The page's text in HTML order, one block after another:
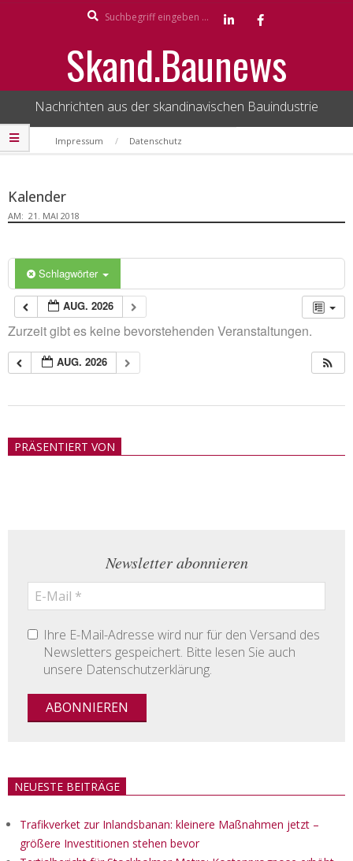
Skand.Baunews
Nachrichten aus der skandinavischen Bauindustrie
Secondary
Navigation
Impressum Datenschutz
Kalender
AM: 21. MAI 2018
Schlagwörter
AUG. 2026
Zurzeit gibt es keine bevorstehenden Veranstaltungen.
AUG. 2026
21PRÄSENTIERT VON
Newsletter abonnieren
Ihre E-Mail-Adresse wird nur für den Versand des
Newsletters gespeichert. Bitte lesen Sie auch
unsere Datenschutzerklärung.
NEUESTE BEITRÄGE
Trafikverket zur Inlandsbanan: kleinere Maßnahmen jetzt –
größere Investitionen stehen bevor